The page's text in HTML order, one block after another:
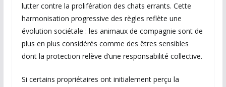
lutter contre la prolifération des chats errants. Cette
harmonisation progressive des règles reflète une
évolution sociétale : les animaux de compagnie sont de
plus en plus considérés comme des êtres sensibles
dont la protection relève d’une responsabilité collective.
Si certains propriétaires ont initialement perçu la